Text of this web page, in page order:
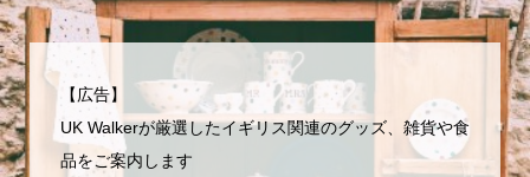
【広告】
UK Walkerが厳選したイギリス関連のグッズ、雑貨や食
品をご案内します